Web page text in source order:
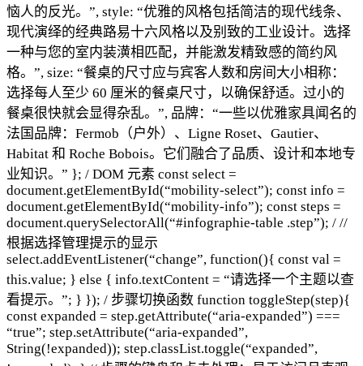
恼人的反光。”, style: “优雅的风格包括简洁的现代线条、
现代演绎的经典路易十六风格以及别致的工业设计。选择
一种与您的室内装潢相匹配，并能激发精致感的简约风
格。”, size: “餐桌的尺寸应与宾客人数和房间大小相称：
选择每人至少 60 厘米的餐桌尺寸，以确保舒适。过小的
餐桌很快就会显得杂乱。”, 品牌：“一些以优雅家具闻名的
法国品牌：Fermob（户外）、Ligne Roset、Gautier、
Habitat 和 Roche Bobois。它们融合了品质、设计和本地专
业知识。” }; / DOM 元素 const select =
document.getElementById(“mobility-select”); const info =
document.getElementById(“mobility-info”); const steps =
document.querySelectorAll(“#infographie-table .step”); / //
根据选择管理提示的显示
select.addEventListener(“change”, function(){ const val =
this.value; } else { info.textContent = “请选择一个主题以查
看提示。”; } }); / 步骤切换函数 function toggleStep(step){
const expanded = step.getAttribute(“aria-expanded”) ===
“true”; step.setAttribute(“aria-expanded”,
String(!expanded)); step.classList.toggle(“expanded”,